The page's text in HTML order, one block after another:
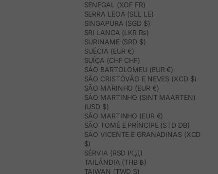
SENEGAL (XOF FR)
SERRA LEOA (SLL LE)
SINGAPURA (SGD $)
SRI LANCA (LKR ₨)
SURINAME (SRD $)
SUÉCIA (EUR €)
SUÍÇA (CHF CHF)
SÃO BARTOLOMEU (EUR €)
SÃO CRISTÓVÃO E NEVES (XCD $)
SÃO MARINHO (EUR €)
SÃO MARTINHO (SINT MAARTEN)
(USD $)
SÃO MARTINHO (EUR €)
SÃO TOMÉ E PRÍNCIPE (STD DB)
SÃO VICENTE E GRANADINAS (XCD
$)
SÉRVIA (RSD РСД)
TAILÂNDIA (THB ฿)
TAIWAN (TWD $)